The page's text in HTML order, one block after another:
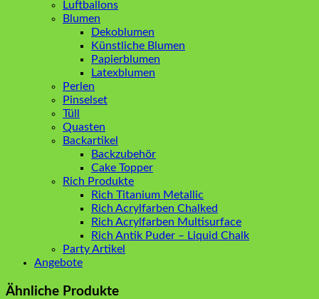
Luftballons
Blumen
Dekoblumen
Künstliche Blumen
Papierblumen
Latexblumen
Perlen
Pinselset
Tüll
Quasten
Backartikel
Backzubehör
Cake Topper
Rich Produkte
Rich Titanium Metallic
Rich Acrylfarben Chalked
Rich Acrylfarben Multisurface
Rich Antik Puder – Liquid Chalk
Party Artikel
Angebote
Ähnliche Produkte